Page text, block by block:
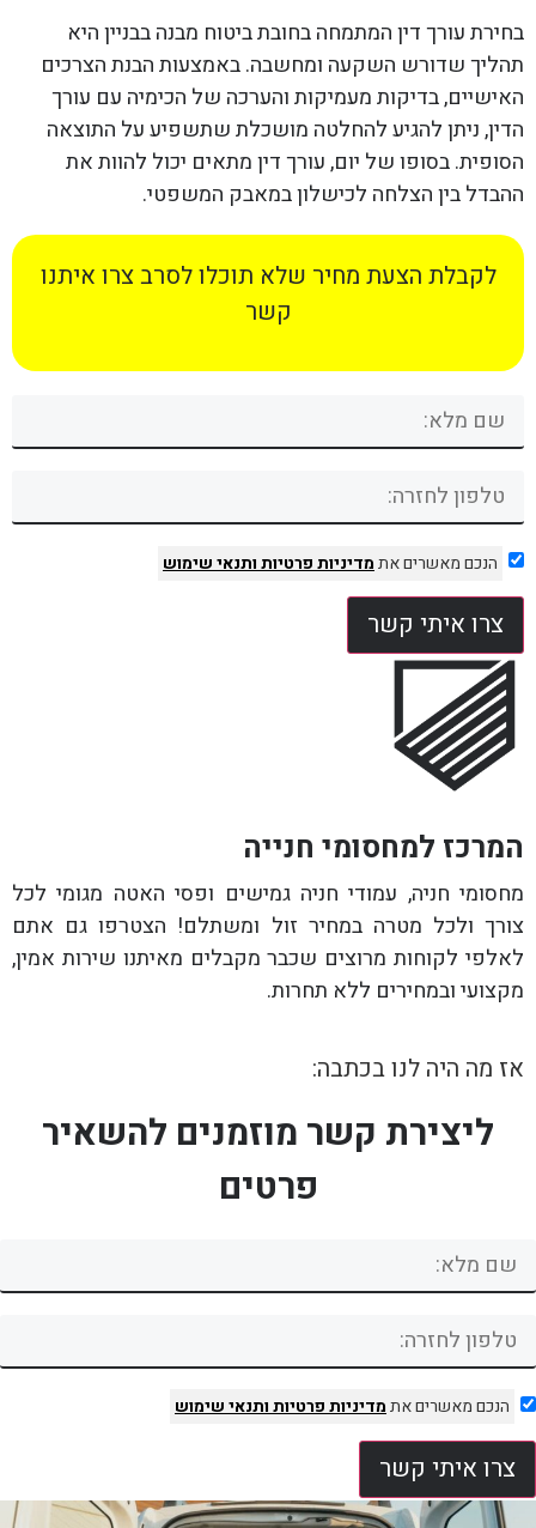
בחירת עורך דין המתמחה בחובת ביטוח מבנה בבניין היא
תהליך שדורש השקעה ומחשבה. באמצעות הבנת הצרכים
האישיים, בדיקות מעמיקות והערכה של הכימיה עם עורך
הדין, ניתן להגיע להחלטה מושכלת שתשפיע על התוצאה
הסופית. בסופו של יום, עורך דין מתאים יכול להוות את
ההבדל בין הצלחה לכישלון במאבק המשפטי.
לקבלת הצעת מחיר שלא תוכלו לסרב צרו איתנו
קשר
הנכם מאשרים אתמדיניות פרטיותותנאי שימוש
צרו איתי קשר
המרכז למחסומי חנייה
מחסומי חניה, עמודי חניה גמישים ופסי האטה מגומי לכל
צורך ולכל מטרה במחיר זול ומשתלם! הצטרפו גם אתם
לאלפי לקוחות מרוצים שכבר מקבלים מאיתנו שירות אמין,
מקצועי ובמחירים ללא תחרות.
אז מה היה לנו בכתבה:
ליצירת קשר מוזמנים להשאיר
פרטים
הנכם מאשרים אתמדיניות פרטיותותנאי שימוש
צרו איתי קשר